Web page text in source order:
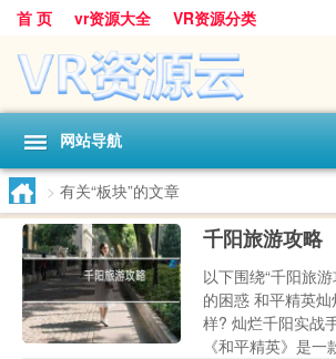
首 页 vr资源大全 VR资源分类
网站导航
> 有关“板块”的文章
千阳旅游攻略
以下围绕“千阳旅
的困惑 和平精英
样? 灿烂千阳实战
《和平精英》是